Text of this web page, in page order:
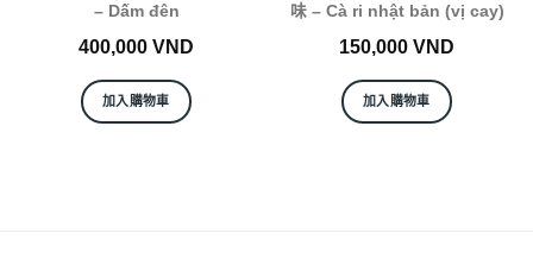
– Dấm đên
400,000 VND
加入購物車
味 – Cà ri nhật bản (vị cay)
150,000 VND
加入購物車